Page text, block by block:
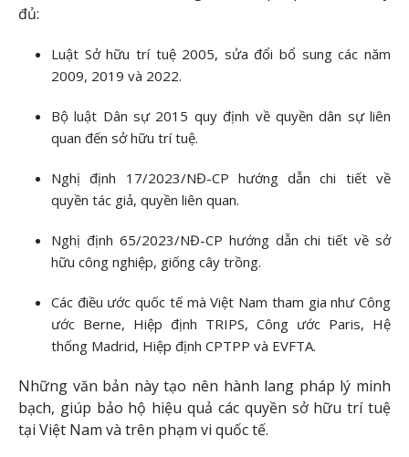
đủ:
Luật Sở hữu trí tuệ 2005, sửa đổi bổ sung các năm
2009, 2019 và 2022.
Bộ luật Dân sự 2015 quy định về quyền dân sự liên
quan đến sở hữu trí tuệ.
Nghị định 17/2023/NĐ-CP hướng dẫn chi tiết về
quyền tác giả, quyền liên quan.
Nghị định 65/2023/NĐ-CP hướng dẫn chi tiết về sở
hữu công nghiệp, giống cây trồng.
Các điều ước quốc tế mà Việt Nam tham gia như Công
ước Berne, Hiệp định TRIPS, Công ước Paris, Hệ
thống Madrid, Hiệp định CPTPP và EVFTA.
Những văn bản này tạo nên hành lang pháp lý minh
bạch, giúp bảo hộ hiệu quả các quyền sở hữu trí tuệ
tại Việt Nam và trên phạm vi quốc tế.